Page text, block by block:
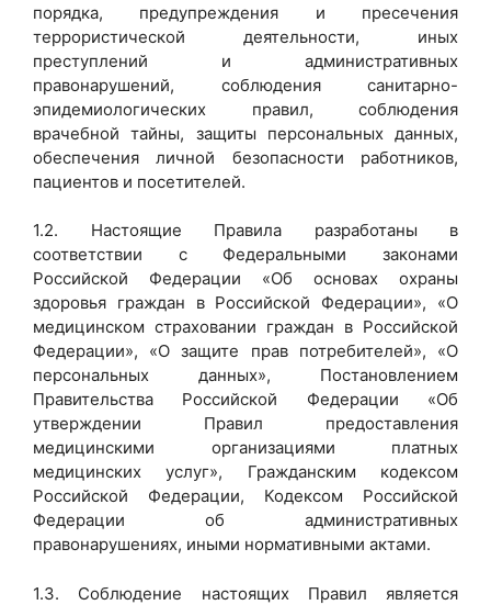
порядка, предупреждения и пресечения
террористической деятельности, иных
преступлений и административных
правонарушений, соблюдения санитарно-
эпидемиологических правил, соблюдения
врачебной тайны, защиты персональных данных,
обеспечения личной безопасности работников,
пациентов и посетителей.
1.2. Настоящие Правила разработаны в
соответствии с Федеральными законами
Российской Федерации «Об основах охраны
здоровья граждан в Российской Федерации», «О
медицинском страховании граждан в Российской
Федерации», «О защите прав потребителей», «О
персональных данных», Постановлением
Правительства Российской Федерации «Об
утверждении Правил предоставления
медицинскими организациями платных
медицинских услуг», Гражданским кодексом
Российской Федерации, Кодексом Российской
Федерации об административных
правонарушениях, иными нормативными актами.
1.3. Соблюдение настоящих Правил является